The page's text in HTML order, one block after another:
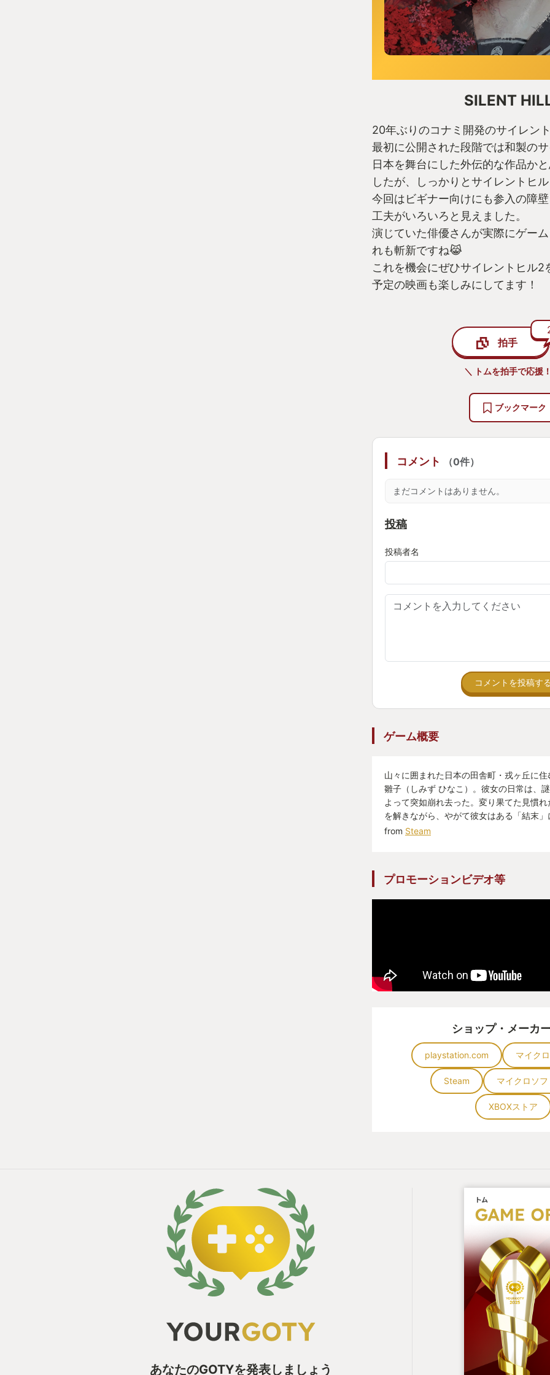
SILENT
20年ぶりのコナミ開発のサイレント
最初に公開された段階では和製のサ
日本を舞台にした外伝的な作品か
したが、しっかりとサイレントヒル
今回はビギナー向けにも参入の障
工夫がいろいろと見えました。
演じていた俳優さんが実際にゲー
れも斬新ですね😹
これを機会にぜひサイレントヒル2
予定の映画も楽しみにしてます！
拍手
＼ トムを拍手で応援
ブックマーク
コメント （0件）
まだコメントはありません。
投稿
投稿者名
コメントを投稿する
ゲーム概要
山々に囲まれた日本の田舎町・戎ヶ丘に
雛子（しみず ひなこ）。彼女の日常は、
よって突如崩れ去った。変り果てた見慣
を解きながら、やがて彼女はある「結末」
from Steam
プロモーションビデオ等
ショップ・メーカ
playstation.com マイク
Steam マイクロソ
XBOXストア
あなたのGOTYを発表しましょう